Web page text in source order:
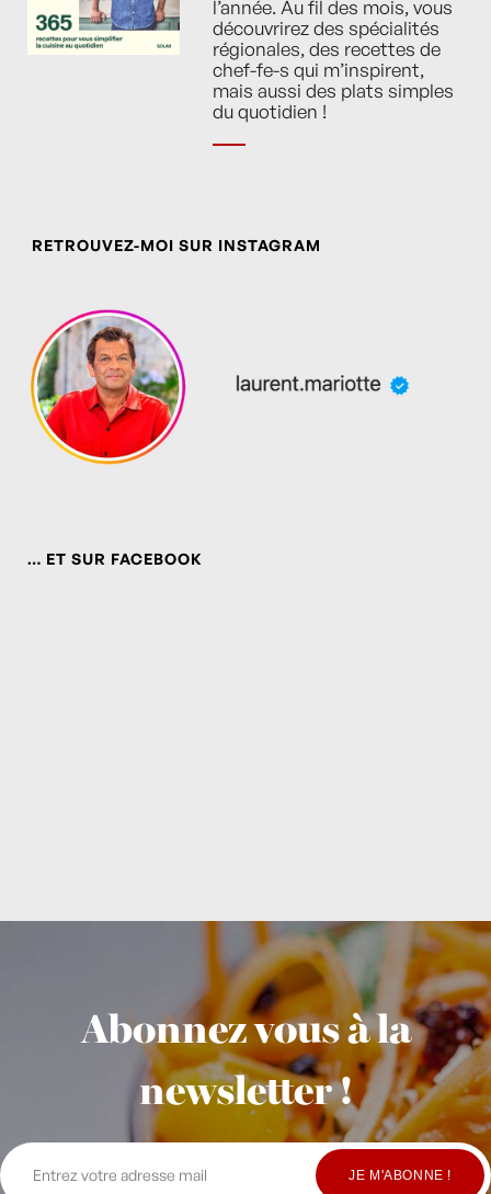
l’année. Au fil des mois, vous
découvrirez des spécialités
régionales, des recettes de
chef-fe-s qui m’inspirent,
mais aussi des plats simples
du quotidien !
RETROUVEZ-MOI SUR INSTAGRAM
… ET SUR FACEBOOK
Abonnez vous à la
newsletter !